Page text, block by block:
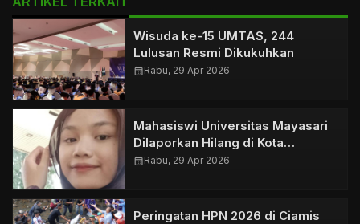
Wisuda ke-15 UMTAS, 244
Lulusan Resmi Dikukuhkan
calendar_monthRabu, 29 Apr 2026
Mahasiswi Universitas Mayasari
Dilaporkan Hilang di Kota
Tasikmalaya
calendar_monthRabu, 29 Apr 2026
Peringatan HPN 2026 di Ciamis